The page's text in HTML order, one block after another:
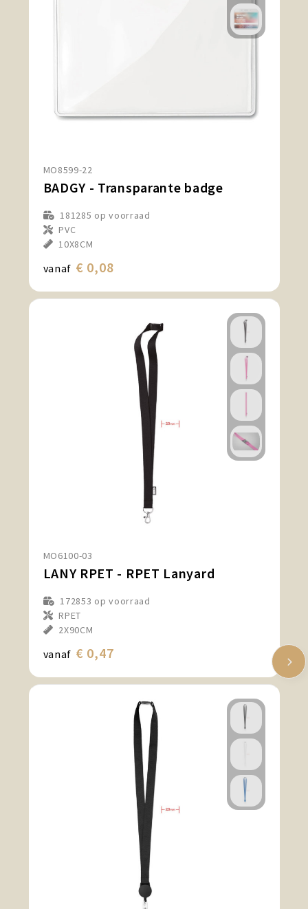
MO8599-22
BADGY - Transparante badge
181285 op voorraad
PVC
10X8CM
vanaf € 0,08
MO6100-03
LANY RPET - RPET Lanyard
172853 op voorraad
RPET
2X90CM
vanaf € 0,47